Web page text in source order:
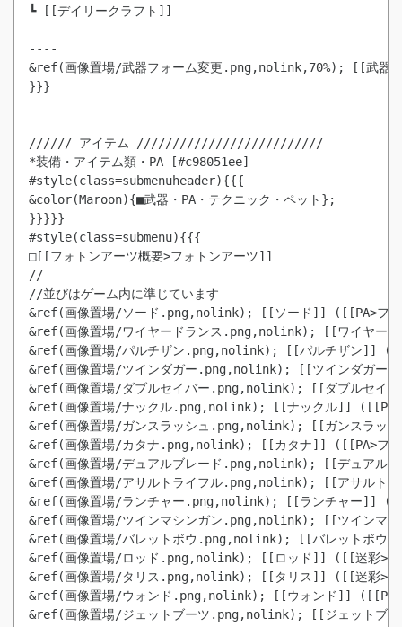
┗ [[デイリークラフト]]
----
&ref(画像置場/武器フォーム変更.png,nolink,70%); [[武器
}}}
////// アイテム //////////////////////////
*装備・アイテム類・PA [#c98051ee]
#style(class=submenuheader){{{
&color(Maroon){■武器・PA・テクニック・ペット};
}}}}}
#style(class=submenu){{{
□[[フォトンアーツ概要>フォトンアーツ]]
//
//並びはゲーム内に準じています
&ref(画像置場/ソード.png,nolink); [[ソード]] ([[PA>フ
&ref(画像置場/ワイヤードランス.png,nolink); [[ワイヤー
&ref(画像置場/パルチザン.png,nolink); [[パルチザン]]
&ref(画像置場/ツインダガー.png,nolink); [[ツインダガー
&ref(画像置場/ダブルセイバー.png,nolink); [[ダブルセイ
&ref(画像置場/ナックル.png,nolink); [[ナックル]] ([[PA>
&ref(画像置場/ガンスラッシュ.png,nolink); [[ガンスラッ
&ref(画像置場/カタナ.png,nolink); [[カタナ]] ([[PA>フ
&ref(画像置場/デュアルブレード.png,nolink); [[デュアル
&ref(画像置場/アサルトライフル.png,nolink); [[アサルト
&ref(画像置場/ランチャー.png,nolink); [[ランチャー]]
&ref(画像置場/ツインマシンガン.png,nolink); [[ツインマ
&ref(画像置場/バレットボウ.png,nolink); [[バレットボウ
&ref(画像置場/ロッド.png,nolink); [[ロッド]] ([[迷彩>武
&ref(画像置場/タリス.png,nolink); [[タリス]] ([[迷彩>武
&ref(画像置場/ウォンド.png,nolink); [[ウォンド]] ([[PA>
&ref(画像置場/ジェットブーツ.png,nolink); [[ジェットブ